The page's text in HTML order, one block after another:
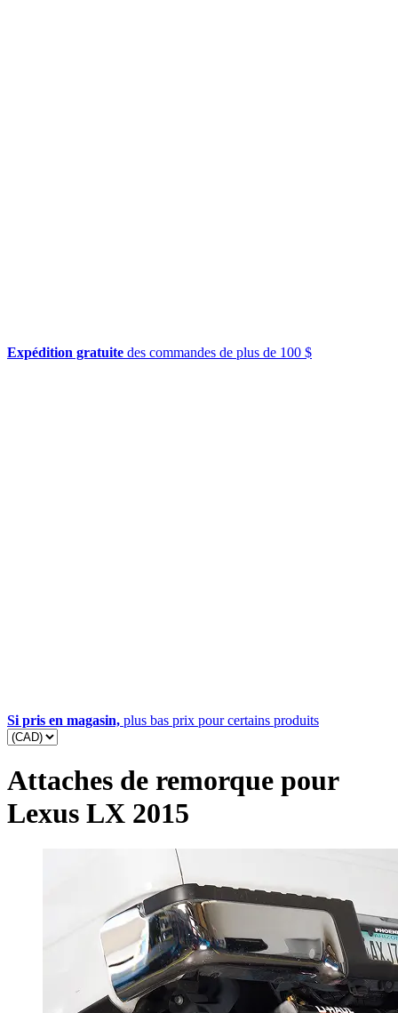
Expédition gratuite des commandes de plus de 100 $
Si pris en magasin, plus bas prix pour certains produits
Attaches de remorque pour
Lexus LX 2015